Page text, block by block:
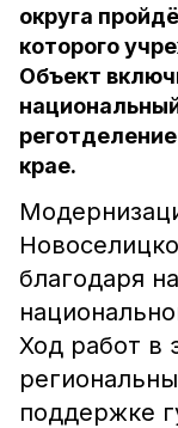
округа
которого
Объект
крае.
благодаря
Ход работ в
поддержке